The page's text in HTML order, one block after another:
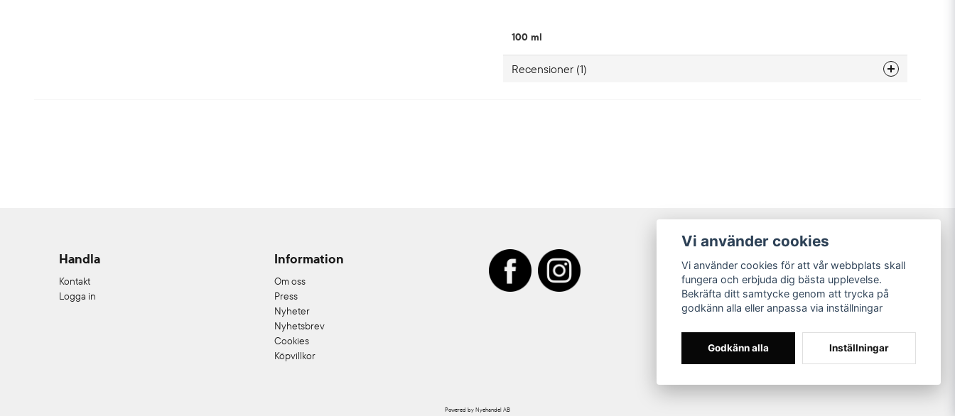
100 ml
Recensioner (1)
Handla
Kontakt
Logga in
Information
Om oss
Press
Nyheter
Nyhetsbrev
Cookies
Köpvillkor
Våra partners
Powered by Nyehandel AB
Vi använder cookies
Vi använder cookies för att vår webbplats skall
fungera och erbjuda dig bästa upplevelse.
Bekräfta ditt samtycke genom att trycka på
godkänn alla eller anpassa via inställningar
Godkänn alla Inställningar